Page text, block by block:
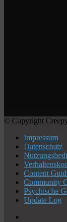
© Copyright
Impressum
Datenschutz
Content
Community
Psychische
Update Log